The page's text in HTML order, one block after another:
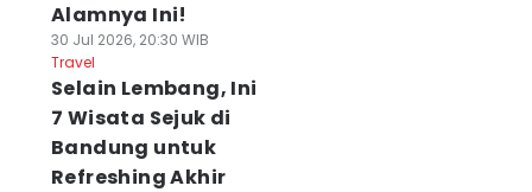
Alamnya Ini!
30 Jul 2026, 20:30 WIB
Travel
Selain Lembang, Ini
7 Wisata Sejuk di
Bandung untuk
Refreshing Akhir